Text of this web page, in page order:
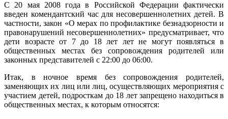
С 20 мая 2008 года в Российской Федерации фактически
введен комендантский час для несовершеннолетних детей. В
частности, закон «О мерах по профилактике безнадзорности и
правонарушений несовершеннолетних» предусматривает, что
дети возрасте от 7 до 18 лет лет не могут появляться в
общественных местах без сопровождения родителей или
законных представителей с 22:00 до 06:00.
Итак, в ночное время без сопровождения родителей,
заменяющих их лиц или лиц, осуществляющих мероприятия с
участием детей, подросткам до 18 лет запрещено находиться в
общественных местах, к которым относятся: